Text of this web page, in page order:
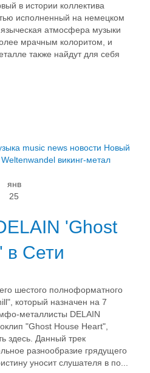
в истории коллектива
исполненный на немецком
атмосфера музыки
мрачным колоритом, и
также найдут для себя
music news новости Новый
Weltenwandel викинг-метал
янв
25
'Ghost
в Сети
шестого полноформатного
который назначен на 7
металлисты DELAIN
"Ghost House Heart",
здесь. Данный трек
разнообразие грядущего
уносит слушателя в по...